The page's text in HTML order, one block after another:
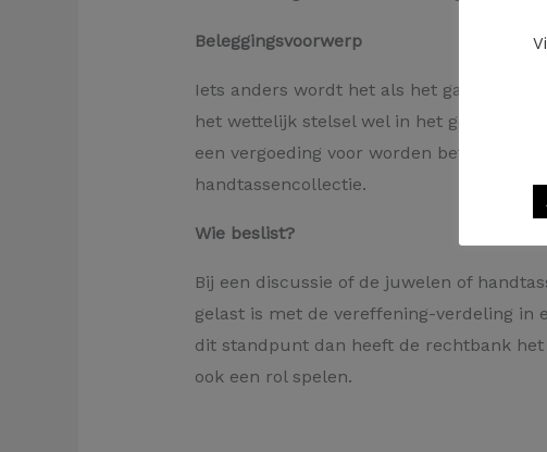
Beleggingsvoorwerp
Iets anders wordt het als het gaat om
het wettelijk stelsel wel in het
een vergoeding voor worden betaald
handtassencollectie.
Wie beslist?
Bij een discussie of de juwelen of
gelast is met de vereffening-verdeling in
dit standpunt dan heeft de rechtbank
ook een rol spelen.